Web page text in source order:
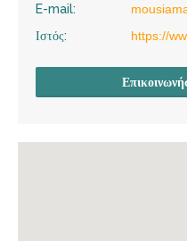
E-mail:
Ιστός:
https://